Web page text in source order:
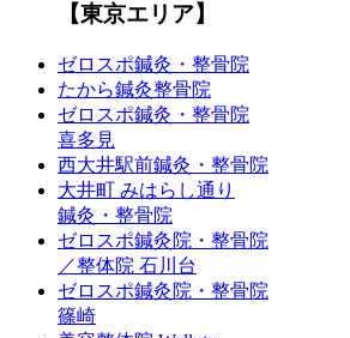
【東京エリア】
ゼロスポ鍼灸・整骨院
たから鍼灸整骨院
ゼロスポ鍼灸・整骨院
喜多見
西大井駅前鍼灸・整骨院
大井町 みはらし通り
鍼灸・整骨院
ゼロスポ鍼灸院・整骨院
／整体院 石川台
ゼロスポ鍼灸院・整骨院
篠崎